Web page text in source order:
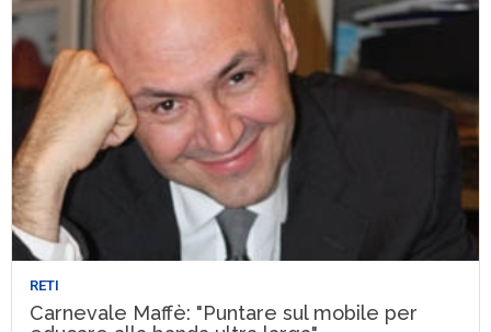
RETI
Carnevale Maffè: "Puntare sul mobile per